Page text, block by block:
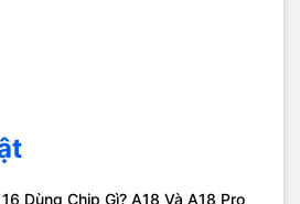
Dùng Chip Gì? A18 Và A18 Pro